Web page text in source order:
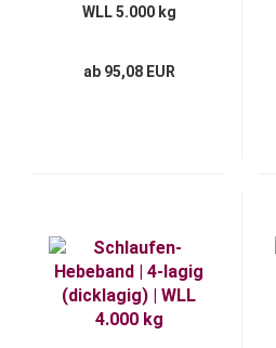
WLL 5.000 kg
ab 95,08 EUR